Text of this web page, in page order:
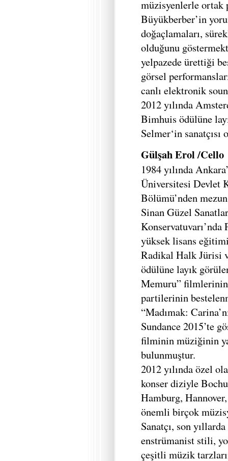
müzisyenlerle ortak
Büyükberber’in
doğaçlamaları,
olduğunu
yelpazede ürettiği
görsel
canlı elektronik
2012 yılında
Bimhuis ödülüne
Selmer‘in sanatçısı
Gülşah Erol /Cello
1984 yılında
Üniversitesi Devlet
Bölümü’nden
Sinan Güzel
Konservatuvarı’nda
yüksek lisans
Radikal Halk Jürisi
ödülüne layık
Memuru”
partilerinin
“Madımak:
Sundance 2015’te
filminin müziğinin
bulunmuştur.
2012 yılında özel
konser diziyle
Hamburg,
önemli birçok
Sanatçı, son
enstrümanist stili,
çeşitli müzik